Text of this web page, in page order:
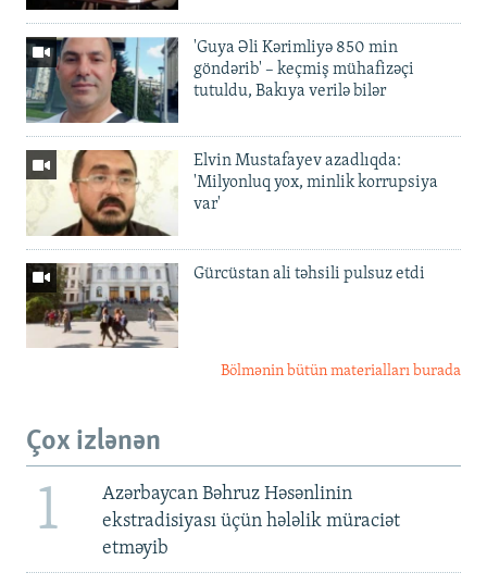
'Guya Əli Kərimliyə 850 min
göndərib' – keçmiş mühafizəçi
tutuldu, Bakıya verilə bilər
Elvin Mustafayev azadlıqda:
'Milyonluq yox, minlik korrupsiya
var'
Gürcüstan ali təhsili pulsuz etdi
Bölmənin bütün materialları burada
Çox izlənən
1
Azərbaycan Bəhruz Həsənlinin
ekstradisiyası üçün hələlik müraciət
etməyib